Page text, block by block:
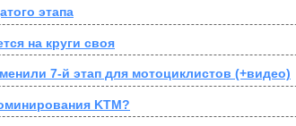
этапа
на круги своя
7-й этап для мотоциклистов (+видео)
KTM?